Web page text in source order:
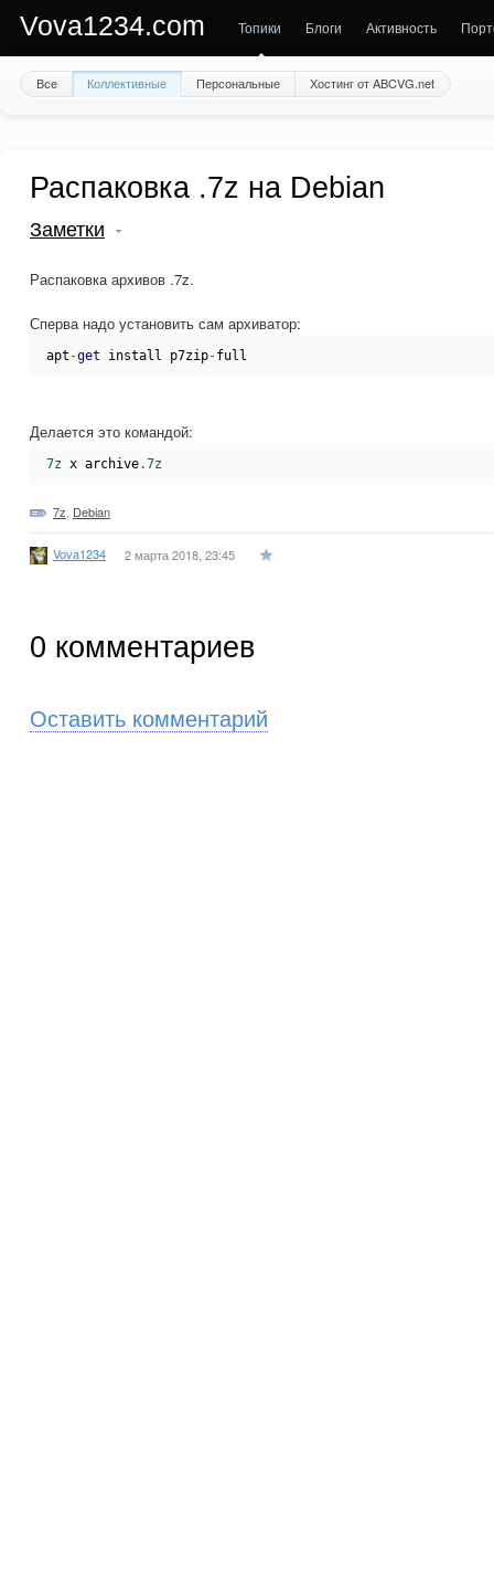
Vova1234.com Топики Блоги Активность
Все Коллективные Персональные Хостинг от ABCVG.net
Распаковка .7z на Debian
Заметки
Распаковка архивов .7z.
Сперва надо установить сам архиватор:
apt -get install p7zip-full
Делается это командой:
7z x archive.7z
7z Debian
Vova1234 2 марта 2018, 23:45
0 комментариев
Оставить комментарий